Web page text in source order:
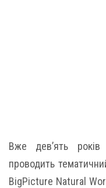
Вже дев’ять років
проводить
BigPicture Natural